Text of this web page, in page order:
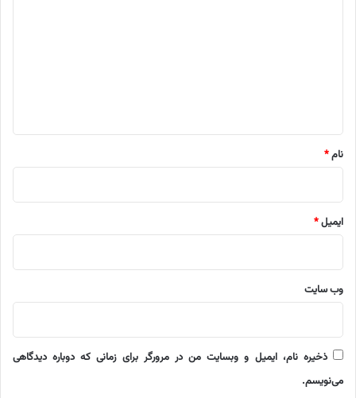
نام*
ایمیل*
وب‌ سایت
ذخیره نام، ایمیل و وبسایت من در مرورگر برای زمانی که دوباره دیدگاهی
می‌نویسم.